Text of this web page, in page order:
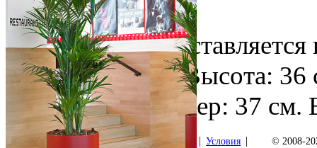
Video
Этот товар
Parel / Expert Высота:
Внешний размер: 37 см.
Как купить | Условия | © 2008-